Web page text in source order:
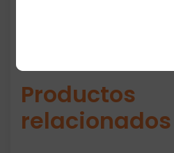
Productos
relacionados